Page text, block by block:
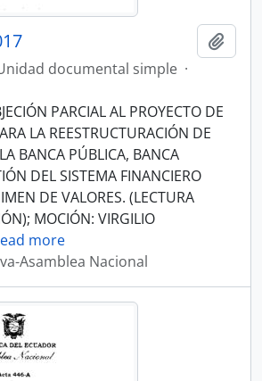
documental simple ·
PARCIAL AL PROYECTO DE
LA REESTRUCTURACIÓN DE
BANCA PÚBLICA, BANCA
DEL SISTEMA FINANCIERO
DE VALORES. (LECTURA
MOCIÓN: VIRGILIO
more
Asamblea Nacional